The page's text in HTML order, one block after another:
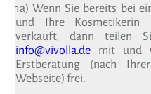
1a) Wenn Sie bereits bei
und Ihre Kosmetikerin
verkauft, dann teilen
info@vivolla.de mit und
Erstberatung (nach
Webseite) frei.